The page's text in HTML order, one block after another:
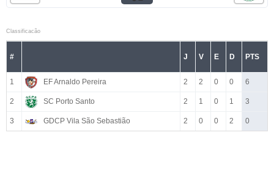
Classificacão
# J V E D PTS
1 EF Arnaldo Pereira 2 2 0 0 6
2 SC Porto Santo 2 1 0 1 3
3 GDCP Vila São Sebastião 2 0 0 2 0